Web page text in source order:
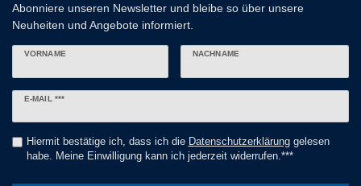
Abonniere unseren Newsletter und bleibe so über unsere
Neuheiten und Angebote informiert.
VORNAME NACHNAME
E-MAIL ***
Newsletter
Hiermit bestätige ich, dass ich die Daten­schutz­erklärunggelesen
habe. Meine Einwilligung kann ich jederzeit widerrufen.***